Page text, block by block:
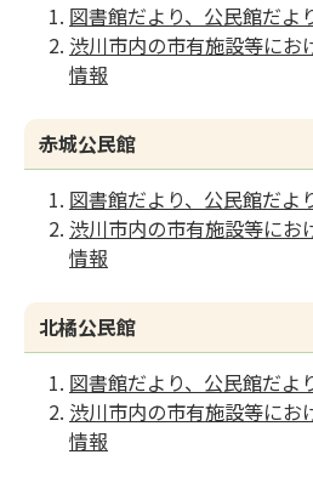
図書館だより、公民館だよ
渋川市内の市有施設等にお
情報
赤城公民館
図書館だより、公民館だよ
渋川市内の市有施設等にお
情報
北橘公民館
図書館だより、公民館だよ
渋川市内の市有施設等にお
情報